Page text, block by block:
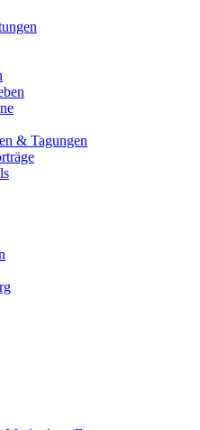
& Tagungen